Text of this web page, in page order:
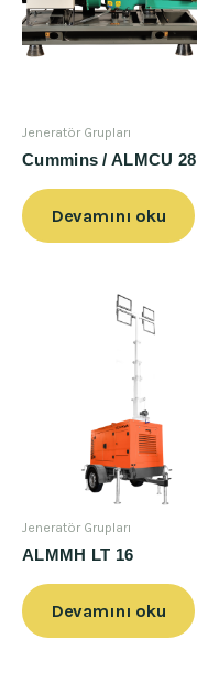
Jeneratör Grupları
Cummins / ALMCU 28
Devamını oku
Jeneratör Grupları
ALMMH LT 16
Devamını oku